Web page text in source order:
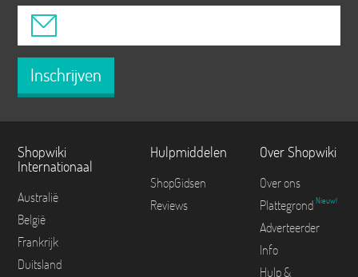
Inschrijven
Shopwiki
Internationaal
Australië
België
Frankrijk
Duitsland
Hulpmiddelen
ShopGidsen
Reviews
Over Shopwiki
Over ons
Plattegrond Nieuw!
Adverteerder
Info
Hulp &